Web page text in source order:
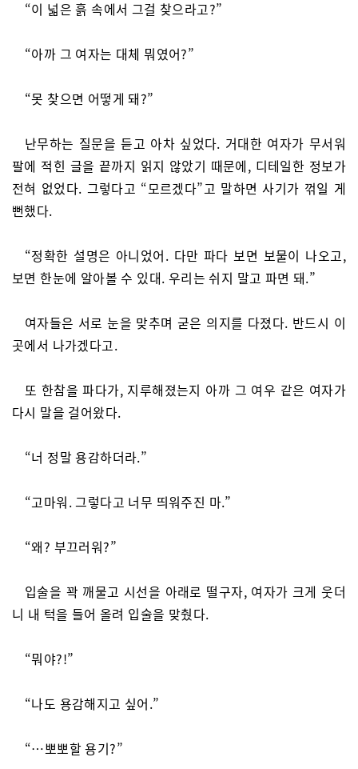
“이 넓은 흙 속에서 그걸 찾으라고?”
“아까 그 여자는 대체 뭐였어?”
“못 찾으면 어떻게 돼?”
난무하는 질문을 듣고 아차 싶었다. 거대한 여자가 무서워
팔에 적힌 글을 끝까지 읽지 않았기 때문에, 디테일한 정보가
전혀 없었다. 그렇다고 “모르겠다”고 말하면 사기가 꺾일 게
뻔했다.
“정확한 설명은 아니었어. 다만 파다 보면 보물이 나오고,
보면 한눈에 알아볼 수 있대. 우리는 쉬지 말고 파면 돼.”
여자들은 서로 눈을 맞추며 굳은 의지를 다졌다. 반드시 이
곳에서 나가겠다고.
또 한참을 파다가, 지루해졌는지 아까 그 여우 같은 여자가
다시 말을 걸어왔다.
“너 정말 용감하더라.”
“고마워. 그렇다고 너무 띄워주진 마.”
“왜? 부끄러워?”
입술을 꽉 깨물고 시선을 아래로 떨구자, 여자가 크게 웃더
니 내 턱을 들어 올려 입술을 맞췄다.
“뭐야?!”
“나도 용감해지고 싶어.”
“…뽀뽀할 용기?”